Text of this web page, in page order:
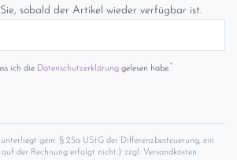
sobald der Artikel wieder verfügbar ist.
ich die Daten­schutz­erklärunggelesen habe.*
gem. § 25a UStG der Differenzbesteuerung, ein
auf der Rechnung erfolgt nicht.) zzgl. Versandkosten